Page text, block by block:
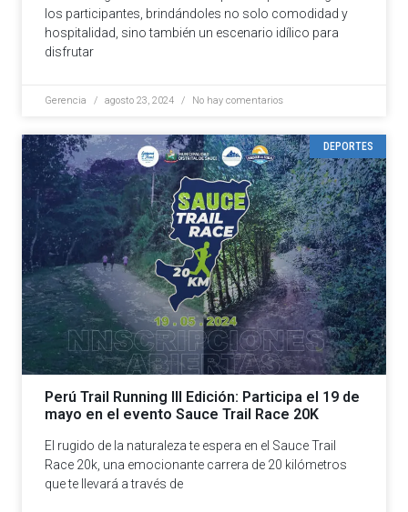
los participantes, brindándoles no solo comodidad y
hospitalidad, sino también un escenario idílico para
disfrutar
Gerencia agosto 23, 2024 No hay comentarios
DEPORTES
Perú Trail Running III Edición: Participa el 19 de
mayo en el evento Sauce Trail Race 20K
El rugido de la naturaleza te espera en el Sauce Trail
Race 20k, una emocionante carrera de 20 kilómetros
que te llevará a través de